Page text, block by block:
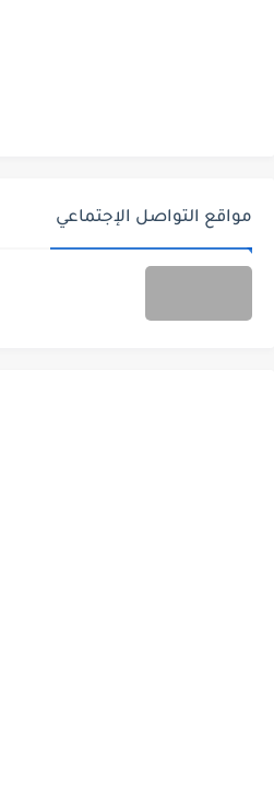
مواقع التواصل الإجتماعي